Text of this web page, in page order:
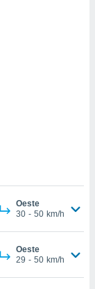
Oeste
30 - 50 km/h
Oeste
29 - 50 km/h